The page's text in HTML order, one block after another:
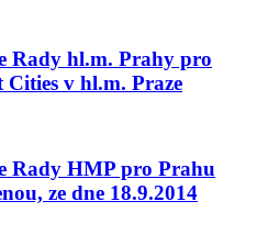
Rady hl.m. Prahy pro
v hl.m. Praze
Rady HMP pro Prahu
ze dne 18.9.2014